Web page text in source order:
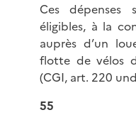
Ces dépenses
éligibles, à la
auprès d’un
flotte de vélos
(CGI, art. 220
55